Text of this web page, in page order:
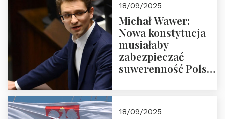
18/09/2025
Michał Wawer:
Nowa konstytucja
musiałaby
zabezpieczać
suwerenność Polski
18/09/2025